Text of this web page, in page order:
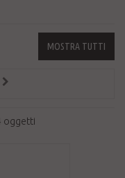
MOSTRA TUTTI
oggetti